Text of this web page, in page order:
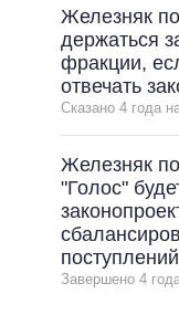
Железняк
держаться
фракции,
отвечать
Сказано 4 года
Железняк
"Голос"
поступлений
Завершено 4